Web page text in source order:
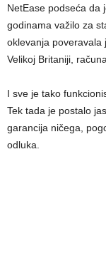
NetEase podseća da
godinama važilo za
oklevanja poveravala
Velikoj Britaniji,
I sve je tako
Tek tada je postalo
garancija ničega,
odluka.